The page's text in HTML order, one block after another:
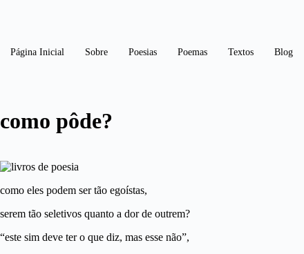
Página Inicial Sobre Poesias Poemas Textos Blog
como pôde?
como eles podem ser tão egoístas,
serem tão seletivos quanto a dor de outrem?
“este sim deve ter o que diz, mas esse não”,